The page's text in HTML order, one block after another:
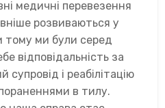
медичні перевезення
розвиваються у
тому ми були серед
відповідальність за
і реабілітацію
в тилу.